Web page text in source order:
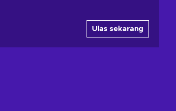
Ulas sekarang